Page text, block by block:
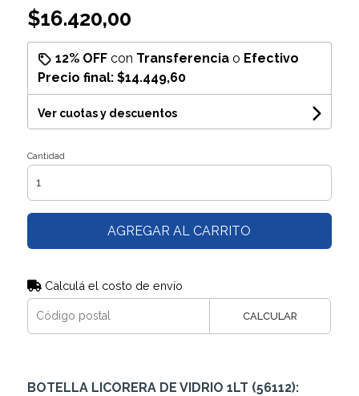
$16.420,00
12% OFFcon Transferenciao Efectivo
Precio final: $14.449,60
Ver cuotas y descuentos
Cantidad
AGREGAR AL CARRITO
Calculá el costo de envío
CALCULAR
BOTELLA LICORERA DE VIDRIO 1LT (56112):